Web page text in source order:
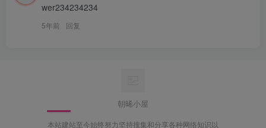
wer234234234
5年前 回复
朝晞小屋
本站建站至今始终努力坚持搜集和分享各种网络知识以